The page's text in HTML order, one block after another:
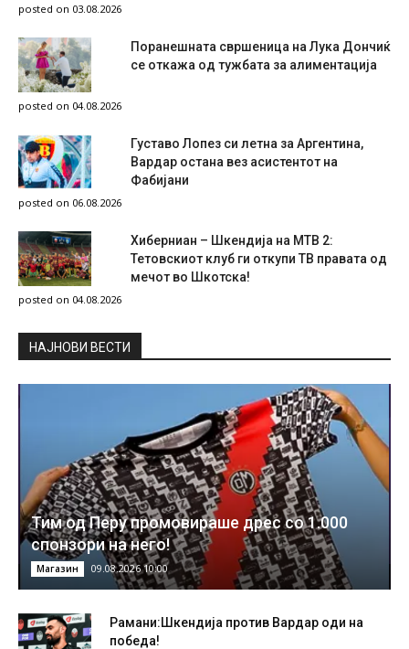
posted on 03.08.2026
Поранешната свршеница на Лука Дончиќ
се откажа од тужбата за алиментација
posted on 04.08.2026
Густаво Лопез си летна за Аргентина,
Вардар остана вез асистентот на
Фабијани
posted on 06.08.2026
Хиберниан – Шкендија на МТВ 2:
Тетовскиот клуб ги откупи ТВ правата од
мечот во Шкотска!
posted on 04.08.2026
НAЈНОВИ ВЕСТИ
Тим од Перу промовираше дрес со 1.000
спонзори на него!
Магазин 09.08.2026 10:00
Рамани:Шкендија против Вардар оди на
победа!